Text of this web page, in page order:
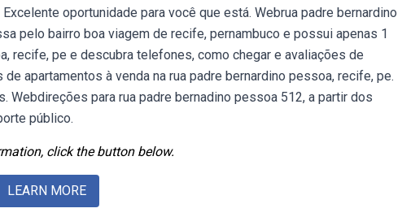
oportunidade para você que está. Webrua padre bernardino
pelo bairro boa viagem de recife, pernambuco e possui apenas 1
recife, pe e descubra telefones, como chegar e avaliações de
apartamentos à venda na rua padre bernardino pessoa, recife, pe.
para rua padre bernadino pessoa 512, a partir dos
público.
click the button below.
LEARN MORE